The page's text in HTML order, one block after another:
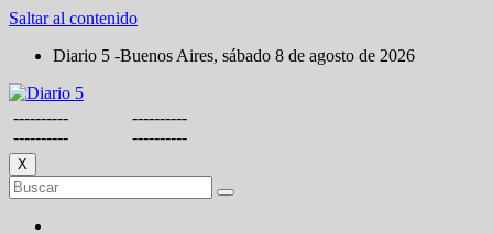
Saltar al contenido
Diario 5 -Buenos Aires, sábado 8 de agosto de 2026
----------
----------
----------
----------
X